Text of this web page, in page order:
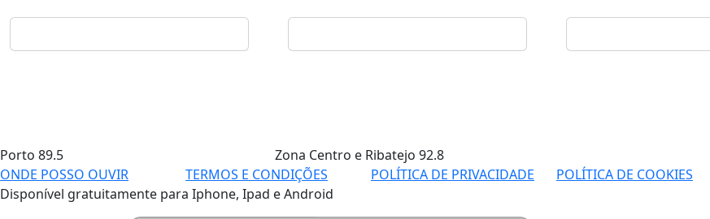
Porto 89.5 Zona Centro e Ribatejo 92.8
ONDE POSSO OUVIR
TERMOS E CONDIÇÕES POLÍTICA DE PRIVACIDADE POLÍTICA DE COOKIES
Disponível gratuitamente para Iphone, Ipad e Android